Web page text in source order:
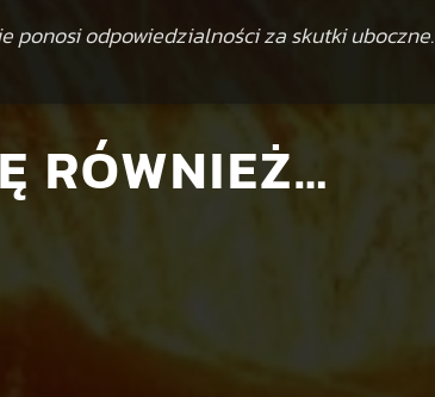
ponosi odpowiedzialności za skutki uboczne.
RÓWNIEŻ…